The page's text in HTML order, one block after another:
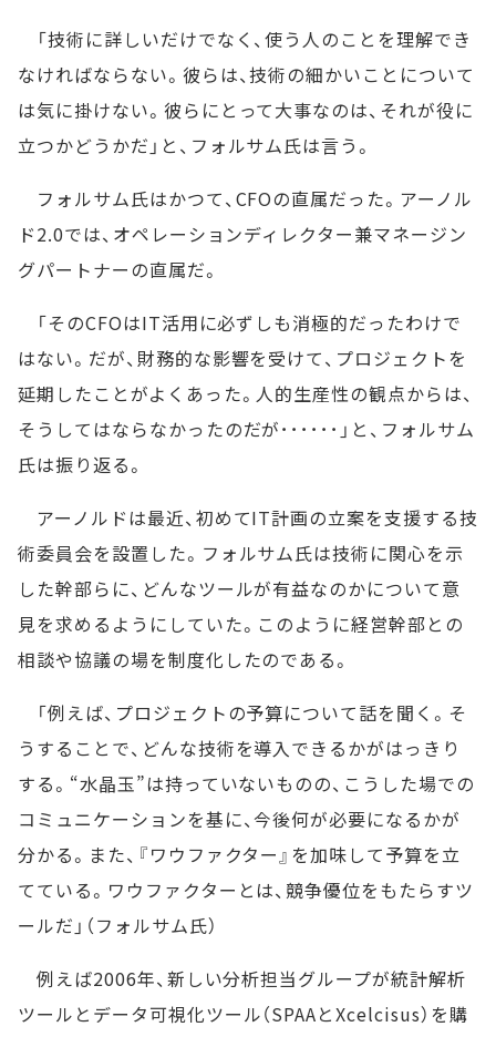
「技術に詳しいだけでなく、使う人のことを理解でき
なければならない。彼らは、技術の細かいことについて
は気に掛けない。彼らにとって大事なのは、それが役に
立つかどうかだ」と、フォルサム氏は言う。
フォルサム氏はかつて、CFOの直属だった。アーノル
ド2.0では、オペレーションディレクター兼マネージン
グパートナーの直属だ。
「そのCFOはIT活用に必ずしも消極的だったわけで
はない。だが、財務的な影響を受けて、プロジェクトを
延期したことがよくあった。人的生産性の観点からは、
そうしてはならなかったのだが･･････」と、フォルサム
氏は振り返る。
アーノルドは最近、初めてIT計画の立案を支援する技
術委員会を設置した。フォルサム氏は技術に関心を示
した幹部らに、どんなツールが有益なのかについて意
見を求めるようにしていた。このように経営幹部との
相談や協議の場を制度化したのである。
「例えば、プロジェクトの予算について話を聞く。そ
うすることで、どんな技術を導入できるかがはっきり
する。“水晶玉”は持っていないものの、こうした場での
コミュニケーションを基に、今後何が必要になるかが
分かる。また、『ワウファクター』を加味して予算を立
てている。ワウファクターとは、競争優位をもたらすツ
ールだ」（フォルサム氏）
例えば2006年、新しい分析担当グループが統計解析
ツールとデータ可視化ツール（SPAAとXcelcisus）を購